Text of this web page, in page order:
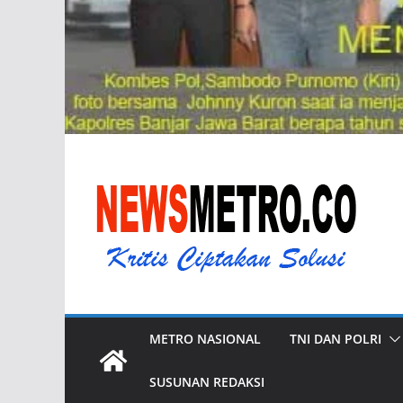
METRO NASIONAL TNI DAN POLRI
SUSUNAN REDAKSI